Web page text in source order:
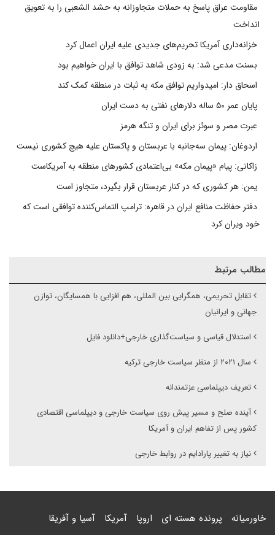
مقاومت عراق پاسخ به حملات متجاوزانه به حشد الشعبی را به تعویق
انداخت
خزانه‌داری آمریکا تحریم‌های جدیدی علیه ایران اعمال کرد
بسنت مدعی شد: به زودی شاهد توافق با ایران خواهیم بود
اسحاق دار: امیدواریم توافق مکه به ثبات در منطقه کمک کند
پایان عمر ۵۰ ساله دلارهای نفتی به دست ایران
عبرت مصر و سوئز برای ایران و تنگه هرمز
اردوغان: پیمان سه‌جانبه با عربستان و پاکستان علیه هیچ کشوری نیست
زاکانی: پیام «پیمان مکه» بی‌اعتمادی کشورهای منطقه به آمریکاست
یمن: هر کشوری که در کنار عربستان قرار بگیرد، متجاوز است
دفتر حفاظت منافع ایران در قاهره: ترامپ التماس‌کننده توافقی است که
خود ویران کرد
مطالب مرتبط
تقابل تحریمی، همگرایی بین المللی، هم افزایی با همسایگان، توازن
جهانی و ایرانیان
استدلال قیاسی و سیاست‌گذاری خارجی+دانلود فایل
سال ۲۰۲۱ از منظر سیاست خارجی ترکیه
تعریف دیپلماسی عزتمندانه
آینده صلح و مسیر پیش روی سیاست خارجی و دیپلماسی اقتصادی
کشور پس از تفاهم ایران و آمریکا
نیاز به تغییر پارادایم در روابط خارجی
خاورمیانه پرونده هسته ای اروپا آمریکا آسیا و آفریقا